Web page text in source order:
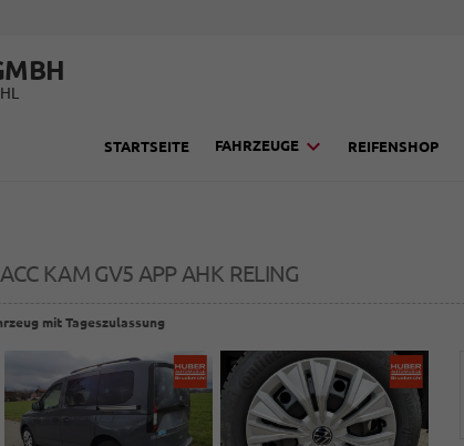
STARTSEITE FAHRZEUGE REIFENSHOP
KAM GV5 APP AHK RELING
mit Tageszulassung